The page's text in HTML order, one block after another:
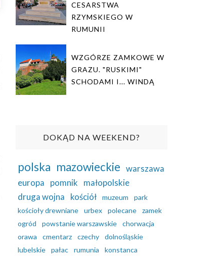
CESARSTWA
RZYMSKIEGO W
RUMUNII
WZGÓRZE ZAMKOWE W
GRAZU. "RUSKIMI"
SCHODAMI I... WINDĄ
DOKĄD NA WEEKEND?
polska mazowieckie warszawa
europa
pomnik
małopolskie
druga wojna
kościół muzeum
park
kościoły drewniane
urbex polecane
zamek
ogród
powstanie warszawskie
chorwacja
orawa
cmentarz czechy
dolnośląskie
lubelskie
pałac rumunia
konstanca